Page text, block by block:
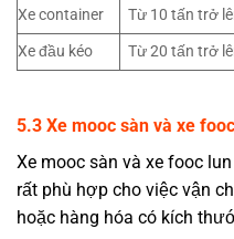
Xe container Từ 10 tấn trở
Xe đầu kéo
Từ 20 tấn trở
5.3 Xe mooc sàn và xe
Xe mooc sàn và xe fooc
rất phù hợp cho việc vận
hoặc hàng hóa có kích